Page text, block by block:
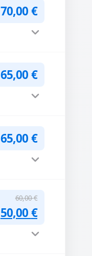
70,00€
65,00€
65,00€
60,00€
Il prezzo
50,00€Il prezzo